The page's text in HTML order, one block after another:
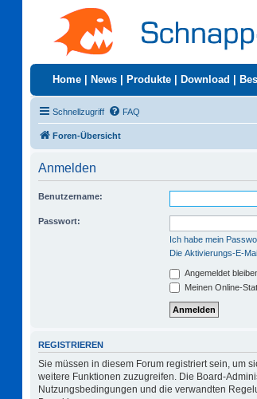
Home News Produkte Download
Schnellzugriff FAQ
Foren-Übersicht
Anmelden
Benutzername:
Passwort:
Ich habe mein
Die Aktivierungs-E-
Angemeldet
Meinen Online-
REGISTRIEREN
Sie müssen in diesem Forum registriert sein, um
weitere Funktionen zuzugreifen. Die Board-
Nutzungsbedingungen und die verwandten